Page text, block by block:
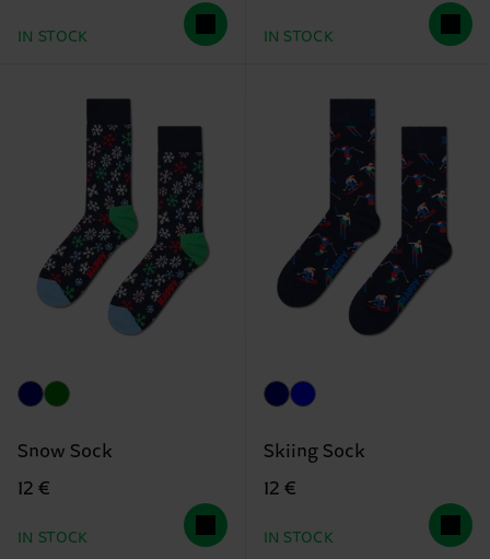
IN STOCK IN STOCK
Snow Sock
12 €
IN STOCK
Skiing Sock
12 €
IN STOCK